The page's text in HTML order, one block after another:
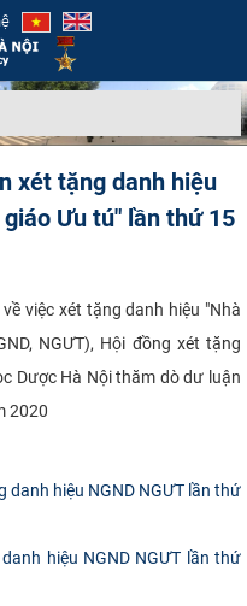
xét tặng danh hiệu
Ưu tú" lần thứ 15
việc xét tặng danh hiệu "Nhà
NGƯT), Hội đồng xét tặng
Dược Hà Nội thăm dò dư luận
2020​
hiệu NGND NGƯT lần thứ